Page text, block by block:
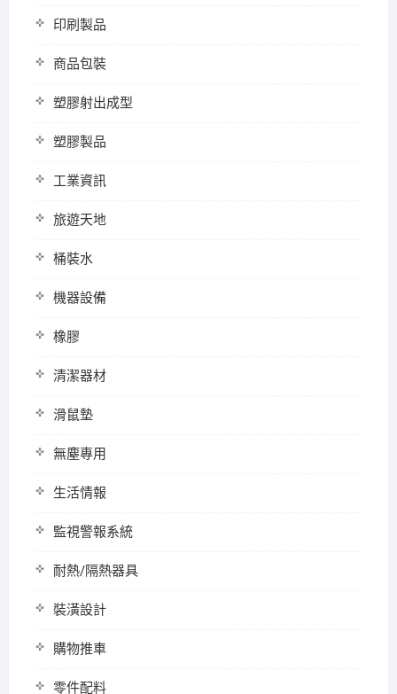
印刷製品
商品包裝
塑膠射出成型
塑膠製品
工業資訊
旅遊天地
桶裝水
機器設備
橡膠
清潔器材
滑鼠墊
無塵專用
生活情報
監視警報系統
耐熱/隔熱器具
裝潢設計
購物推車
零件配料